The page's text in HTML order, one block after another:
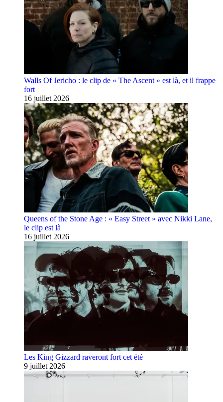
Walls Of Jericho : le clip de « The Ascent » est là, et il frappe
fort
16 juillet 2026
Queens of the Stone Age : « Easy Street » avec Nikki Lane,
le clip est là
16 juillet 2026
Les King Gizzard raveront fort cet été
9 juillet 2026